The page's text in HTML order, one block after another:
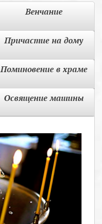
Венчание
Причастие на дому
Поминовение в храме
Освящение машины